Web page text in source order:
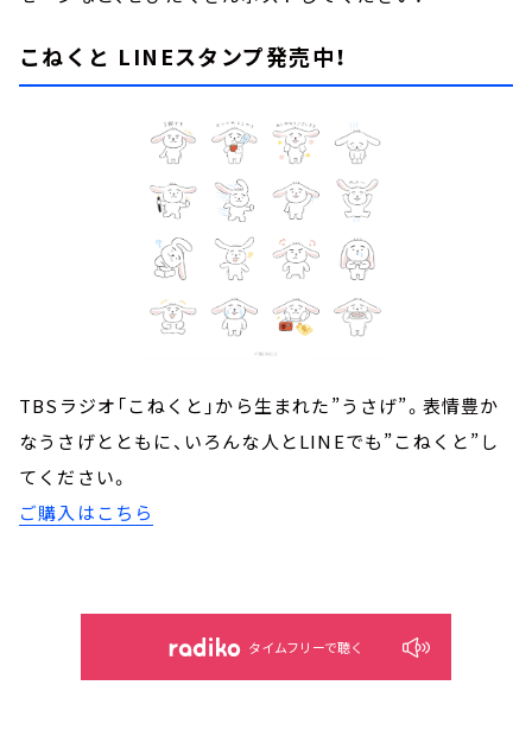
こねくと LINEスタンプ発売中！
TBSラジオ「こねくと」から生まれた”うさげ”。表情豊か
なうさげとともに、いろんな人とLINEでも”こねくと”し
てください。
ご購入はこちら
タイムフリーで聴く